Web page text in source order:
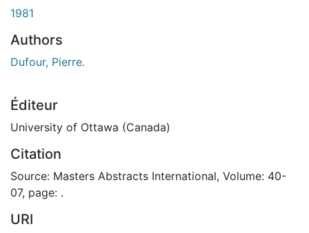
1981
Authors
Dufour, Pierre.
Éditeur
University of Ottawa (Canada)
Citation
Source: Masters Abstracts International, Volume: 40-
07, page: .
URI